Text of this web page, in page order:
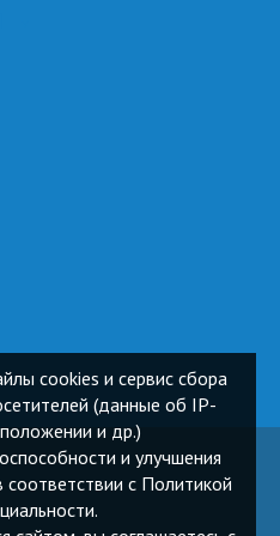
cookies и сервис сбора
(данные об IP-
и др.)
и улучшения
соответствии с Политикой